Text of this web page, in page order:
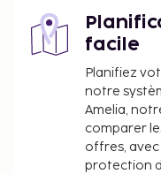
que climatisation
bain douche. 2
principal Chambre
moquette, balcon,
et tlvision par
rglable
Chambre (Balcon
moquette, balcon,
facile
Planifiez
notre
Amelia,
comparer
offres,
protection